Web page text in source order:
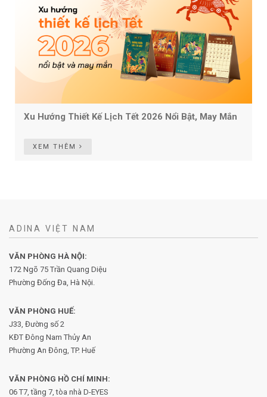
Xu Hướng Thiết Kế Lịch Tết 2026 Nổi Bật, May Mắn
XEM THÊM
ADINA VIỆT NAM
VĂN PHÒNG HÀ NỘI:
172 Ngõ 75 Trần Quang Diệu
Phường Đống Đa, Hà Nội.
VĂN PHÒNG HUẾ:
J33, Đường số 2
KĐT Đông Nam Thủy An
Phường An Đông, TP. Huế
VĂN PHÒNG HỒ CHÍ MINH:
06 T7, tầng 7, tòa nhà D-EYES